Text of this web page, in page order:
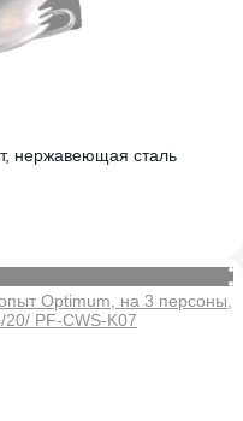
нержавеющая сталь